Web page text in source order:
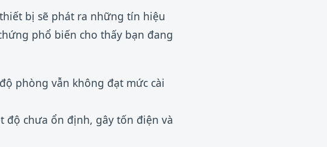
bị sẽ phát ra những tín hiệu
phổ biến cho thấy bạn đang
phòng vẫn không đạt mức cài
độ chưa ổn định, gây tốn điện và